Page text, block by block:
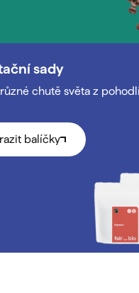
sady
chutě světa z
balíčky